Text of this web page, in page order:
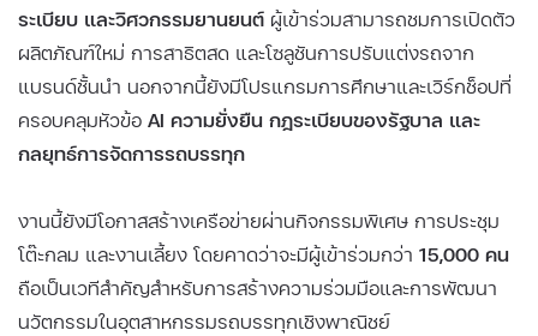
ระเบียบ และวิศวกรรมยานยนต์ ผู้เข้าร่วมสามารถชมการเปิดตัว
ผลิตภัณฑ์ใหม่ การสาธิตสด และโซลูชันการปรับแต่งรถจาก
แบรนด์ชั้นนำ นอกจากนี้ยังมีโปรแกรมการศึกษาและเวิร์กช็อปที่
ครอบคลุมหัวข้อ AI ความยั่งยืน กฎระเบียบของรัฐบาล และ
กลยุทธ์การจัดการรถบรรทุก
งานนี้ยังมีโอกาสสร้างเครือข่ายผ่านกิจกรรมพิเศษ การประชุม
โต๊ะกลม และงานเลี้ยง โดยคาดว่าจะมีผู้เข้าร่วมกว่า 15,000 คน
ถือเป็นเวทีสำคัญสำหรับการสร้างความร่วมมือและการพัฒนา
นวัตกรรมในอุตสาหกรรมรถบรรทุกเชิงพาณิชย์